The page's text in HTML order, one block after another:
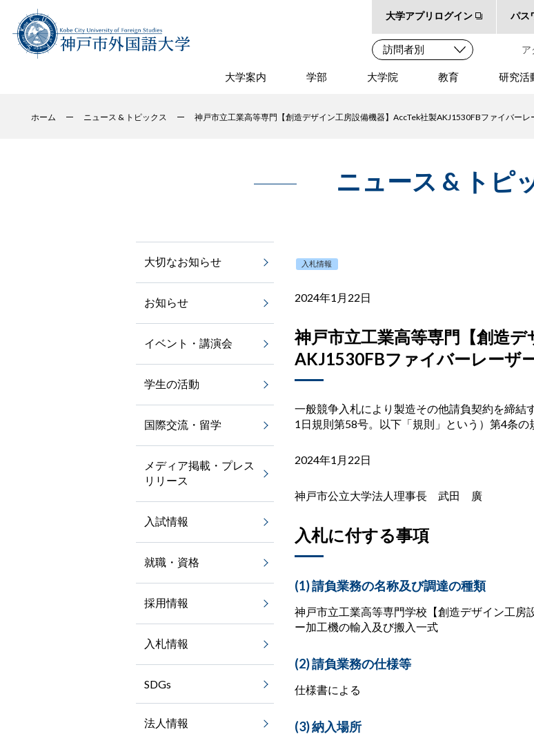
大学アプリログイン パス
ア
大学案内 学部 大学院 教育 研究活
ホーム ニュース & トピックス 神戸市立工業高等専門【創造デザイン工房設備機器】AccTek社製AKJ1530FBファイバー
ニュース & トピ
入札情報
2024年1月22日
神戸市立工業高等専門【創造
AKJ1530FBファイバーレーザ
一般競争入札により製造その他請負契約を締結
1 日規則第58号。以下「規則」という）第4条の
2024年1月22日
神戸市公立大学法人理事長 武田 廣
入札に付する事項
(1)請負業務の名称及び調達の種類
神戸市立工業高等専門学校【創造デザイン工房
ー加工機の輸入及び搬入一式
(2)請負業務の仕様等
仕様書による
(3) 納入場所
大切なお知らせ
お知らせ
イベント・講演会
学生の活動
国際交流・留学
メディア掲載・プレス
リリース
入試情報
就職・資格
採用情報
入札情報
SDGs
法人情報